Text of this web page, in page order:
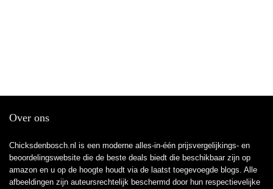
Over ons
Chicksdenbosch.nl is een moderne alles-in-één prijsvergelijkings- en
beoordelingswebsite die de beste deals biedt die beschikbaar zijn op
amazon en u op de hoogte houdt via de laatst toegevoegde blogs. Alle
afbeeldingen zijn auteursrechtelijk beschermd door hun respectievelijke